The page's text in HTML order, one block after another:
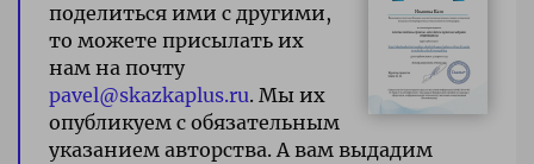
поделиться ими с другими,
то можете присылать их
нам на почту
pavel@skazkaplus.ru. Мы их
опубликуем с обязательным
указанием авторства. А вам выдадим